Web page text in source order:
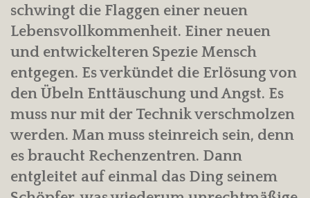
schwingt die Flaggen einer neuen
Lebensvollkommenheit. Einer neuen
und entwickelteren Spezie Mensch
entgegen. Es verkündet die Erlösung von
den Übeln Enttäuschung und Angst. Es
muss nur mit der Technik verschmolzen
werden. Man muss steinreich sein, denn
es braucht Rechenzentren. Dann
entgleitet auf einmal das Ding seinem